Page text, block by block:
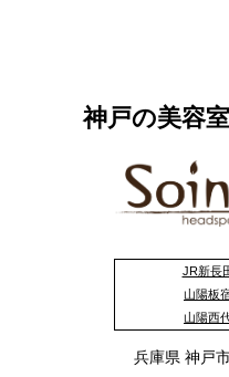
神戸の美容
JR新長
山陽板
山陽西
兵庫県 神戸